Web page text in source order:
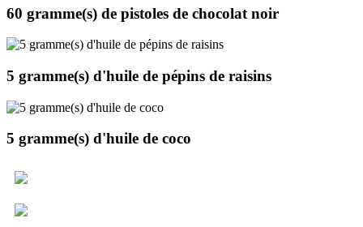
60 gramme(s) de pistoles de chocolat noir
5 gramme(s) d'huile de pépins de raisins
5 gramme(s) d'huile de coco